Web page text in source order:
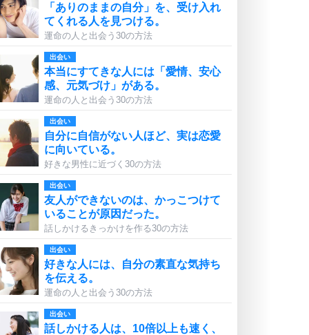
「ありのままの自分」を、受け入れ
てくれる人を見つける。
運命の人と出会う30の方法
出会い
本当にすてきな人には「愛情、安心
感、元気づけ」がある。
運命の人と出会う30の方法
出会い
自分に自信がない人ほど、実は恋愛
に向いている。
好きな男性に近づく30の方法
出会い
友人ができないのは、かっこつけて
いることが原因だった。
話しかけるきっかけを作る30の方法
出会い
好きな人には、自分の素直な気持ち
を伝える。
運命の人と出会う30の方法
出会い
話しかける人は、10倍以上も速く、